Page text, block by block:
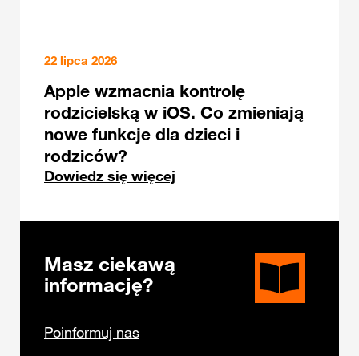
22 lipca 2026
Apple wzmacnia kontrolę
rodzicielską w iOS. Co zmieniają
nowe funkcje dla dzieci i
rodziców?
Dowiedz się więcej
Masz ciekawą
informację?
Poinformuj nas